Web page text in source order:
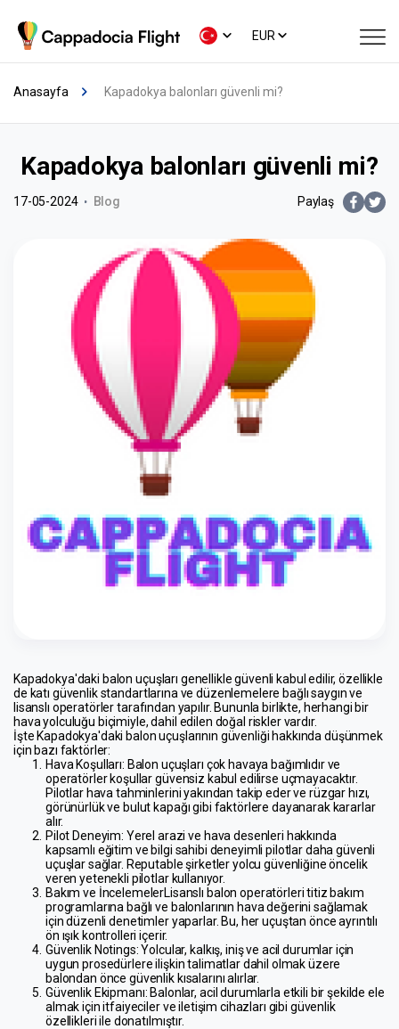
EUR
Anasayfa Kapadokya balonları güvenli mi?
Kapadokya balonları güvenli mi?
17-05-2024 Blog Paylaş
Kapadokya'daki balon uçuşları genellikle güvenli kabul edilir, özellikle
de katı güvenlik standartlarına ve düzenlemelere bağlı saygın ve
lisanslı operatörler tarafından yapılır. Bununla birlikte, herhangi bir
hava yolculuğu biçimiyle, dahil edilen doğal riskler vardır.
İşte Kapadokya'daki balon uçuşlarının güvenliği hakkında düşünmek
için bazı faktörler:
Hava Koşulları: Balon uçuşları çok havaya bağımlıdır ve
operatörler koşullar güvensiz kabul edilirse uçmayacaktır.
Pilotlar hava tahminlerini yakından takip eder ve rüzgar hızı,
görünürlük ve bulut kapağı gibi faktörlere dayanarak kararlar
alır.
Pilot Deneyim: Yerel arazi ve hava desenleri hakkında
kapsamlı eğitim ve bilgi sahibi deneyimli pilotlar daha güvenli
uçuşlar sağlar. Reputable şirketler yolcu güvenliğine öncelik
veren yetenekli pilotlar kullanıyor.
Bakım ve İncelemelerLisanslı balon operatörleri titiz bakım
programlarına bağlı ve balonlarının hava değerini sağlamak
için düzenli denetimler yaparlar. Bu, her uçuştan önce ayrıntılı
ön ışık kontrolleri içerir.
Güvenlik Notings: Yolcular, kalkış, iniş ve acil durumlar için
uygun prosedürlere ilişkin talimatlar dahil olmak üzere
balondan önce güvenlik kısalarını alırlar.
Güvenlik Ekipmanı: Balonlar, acil durumlarla etkili bir şekilde ele
almak için itfaiyeciler ve iletişim cihazları gibi güvenlik
özellikleri ile donatılmıştır.